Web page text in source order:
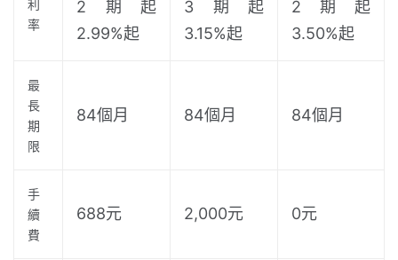
利
率
2期起
2.99%起
3期起
3.15%起
2期起
3.50%起
最
長
期
限
84個月 84個月 84個月
手
續
費
688元 2,000元 0元